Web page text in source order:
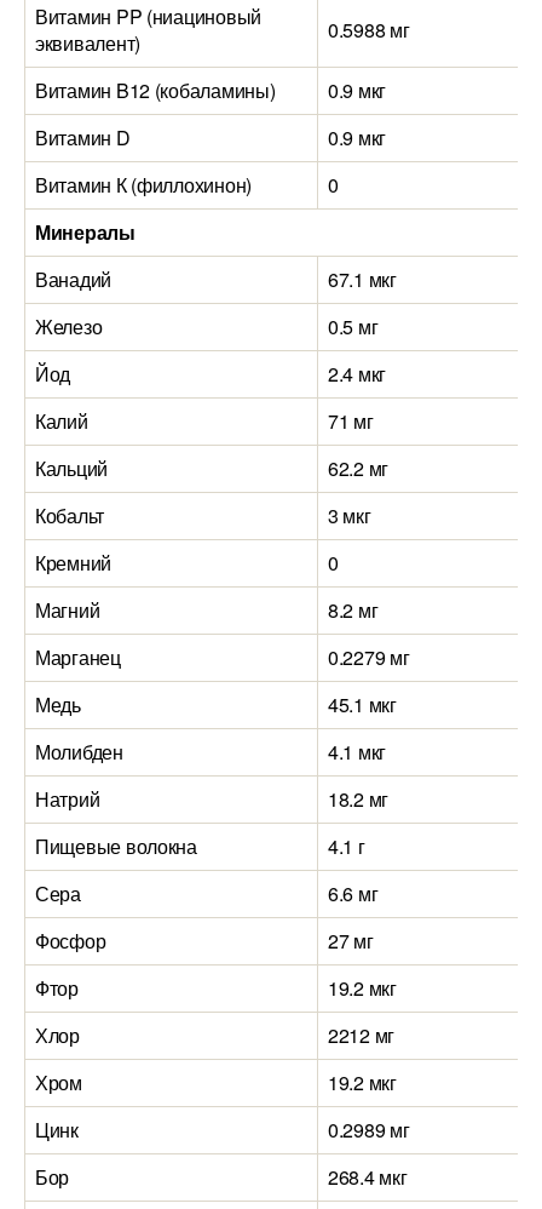
Витамин PP (ниациновый
эквивалент)
0.5988 мг
Витамин B12 (кобаламины)
0.9 мкг
Витамин D
0.9 мкг
Витамин К (филлохинон)
0
Минералы
Ванадий
67.1 мкг
Железо
0.5 мг
Йод
2.4 мкг
Калий
71 мг
Кальций
62.2 мг
Кобальт
3 мкг
Кремний
0
Магний
8.2 мг
Марганец
0.2279 мг
Медь
45.1 мкг
Молибден
4.1 мкг
Натрий
18.2 мг
Пищевые волокна
4.1 г
Сера
6.6 мг
Фосфор
27 мг
Фтор
19.2 мкг
Хлор
2212 мг
Хром
19.2 мкг
Цинк
0.2989 мг
Бор
268.4 мкг